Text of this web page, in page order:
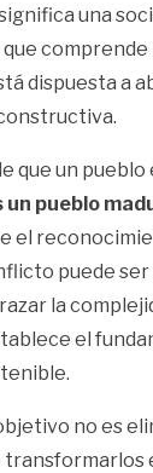
una
comprende
dispuesta a
que un
un pueblo
el
puede ser
la
el
no es